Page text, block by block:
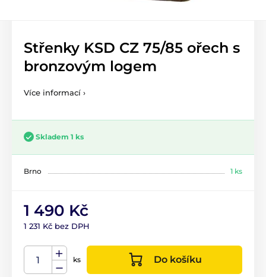
Střenky KSD CZ 75/85 ořech s
bronzovým logem
Více informací ›
Skladem 1 ks
Brno 1 ks
1 490 Kč
1 231 Kč bez DPH
ks Do košíku